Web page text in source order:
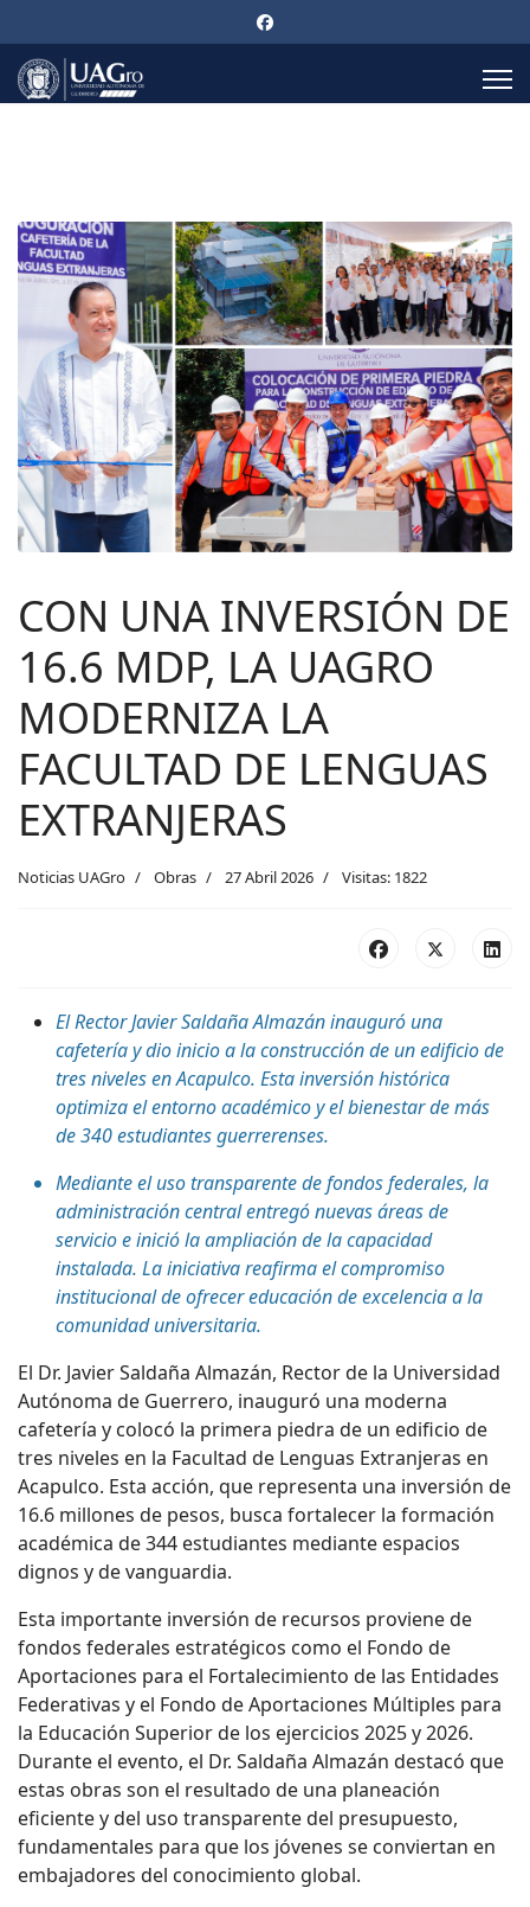
CON UNA INVERSIÓN DE
16.6 MDP, LA UAGRO
MODERNIZA LA
FACULTAD DE LENGUAS
EXTRANJERAS
Noticias UAGro Obras 27 Abril 2026 Visitas: 1822
El Rector Javier Saldaña Almazán inauguró una
cafetería y dio inicio a la construcción de un edificio de
tres niveles en Acapulco. Esta inversión histórica
optimiza el entorno académico y el bienestar de más
de 340 estudiantes guerrerenses.
Mediante el uso transparente de fondos federales, la
administración central entregó nuevas áreas de
servicio e inició la ampliación de la capacidad
instalada. La iniciativa reafirma el compromiso
institucional de ofrecer educación de excelencia a la
comunidad universitaria.
El Dr. Javier Saldaña Almazán, Rector de la Universidad
Autónoma de Guerrero, inauguró una moderna
cafetería y colocó la primera piedra de un edificio de
tres niveles en la Facultad de Lenguas Extranjeras en
Acapulco. Esta acción, que representa una inversión de
16.6 millones de pesos, busca fortalecer la formación
académica de 344 estudiantes mediante espacios
dignos y de vanguardia.
Esta importante inversión de recursos proviene de
fondos federales estratégicos como el Fondo de
Aportaciones para el Fortalecimiento de las Entidades
Federativas y el Fondo de Aportaciones Múltiples para
la Educación Superiorde los ejercicios 2025 y 2026.
Durante el evento, el Dr. Saldaña Almazán destacó que
estas obras son el resultado de una planeación
eficiente y del uso transparente del presupuesto,
fundamentales para que los jóvenes se conviertan en
embajadores del conocimiento global.